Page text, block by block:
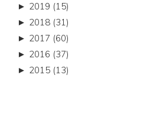
► 2019 (15)
► 2018 (31)
► 2017 (60)
► 2016 (37)
► 2015 (13)